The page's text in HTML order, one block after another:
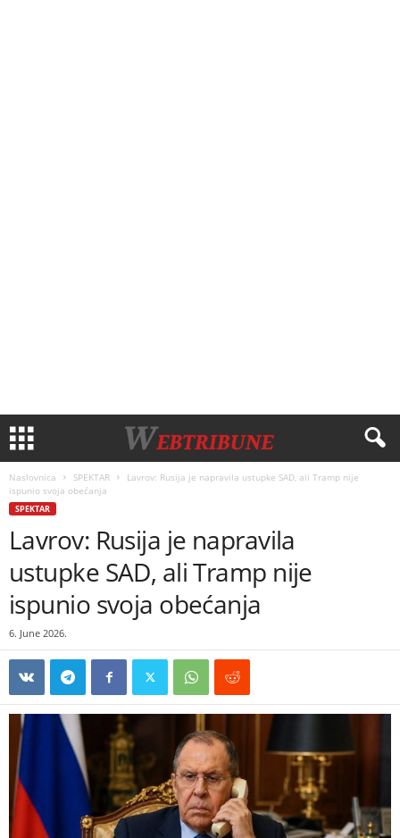
Naslovnica SPEKTAR
Lavrov: Rusija je napravila ustupke SAD, ali Tramp nije
ispunio svoja obećanja
SPEKTAR
Lavrov: Rusija je napravila
ustupke SAD, ali Tramp nije
ispunio svoja obećanja
6. June 2026.